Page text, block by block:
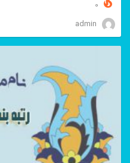
admin